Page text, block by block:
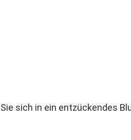
sich in ein entzückendes